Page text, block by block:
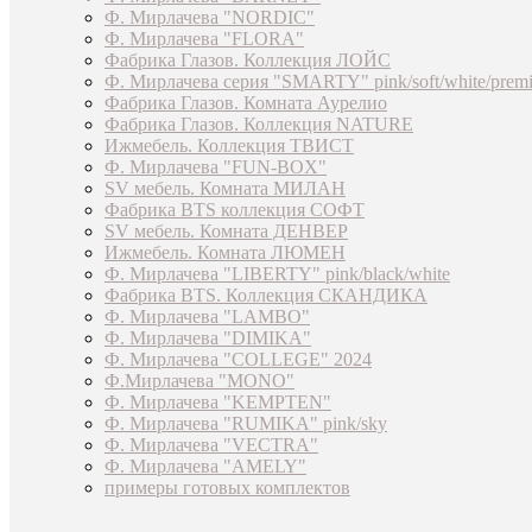
Ф. Мирлачева "NORDIC"
Ф. Мирлачева "FLORA"
Фабрика Глазов. Коллекция ЛОЙС
Ф. Мирлачева серия "SMARTY" pink/soft/white/
Фабрика Глазов. Комната Аурелио
Фабрика Глазов. Коллекция NATURE
Ижмебель. Коллекция ТВИСТ
Ф. Мирлачева "FUN-BOX"
SV мебель. Комната МИЛАН
Фабрика BTS коллекция СОФТ
SV мебель. Комната ДЕНВЕР
Ижмебель. Комната ЛЮМЕН
Ф. Мирлачева "LIBERTY" pink/black/white
Фабрика BTS. Коллекция СКАНДИКА
Ф. Мирлачева "LAMBO"
Ф. Мирлачева "DIMIKA"
Ф. Мирлачева "COLLEGE" 2024
Ф.Мирлачева "MONO"
Ф. Мирлачева "KEMPTEN"
Ф. Мирлачева "RUMIKA" pink/sky
Ф. Мирлачева "VECTRA"
Ф. Мирлачева "AMELY"
примеры готовых комплектов